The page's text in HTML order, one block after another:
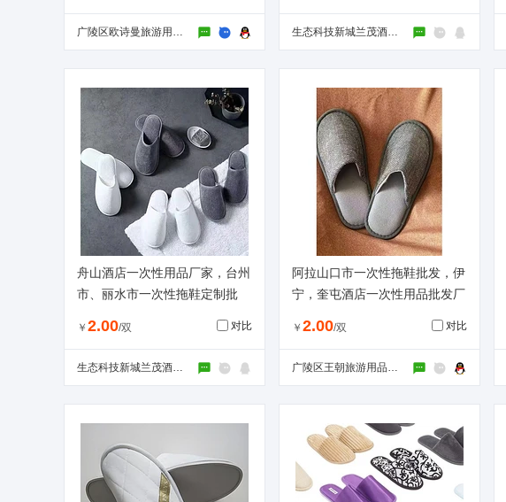
广陵区欧诗曼旅游用品厂 生态科技新城兰茂酒店用品经营部（个体工商户）
舟山酒店一次性用品厂家，台州
市、丽水市一次性拖鞋定制批
￥ 2.00/双 对比
生态科技新城兰茂酒店用品经营部（个体工商户）
阿拉山口市一次性拖鞋批发，伊
宁，奎屯酒店一次性用品批发厂
￥ 2.00/双 对比
广陵区王朝旅游用品经营部